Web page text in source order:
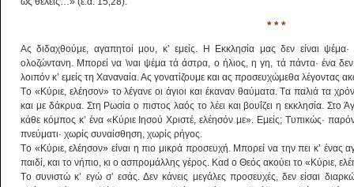
* * *
Ας διδαχθούμε, αγαπητοί μου, κ’ εμείς. H Εκκλησία μας δεν είναι
ολοζώντανη. Mπορεί να \ναι ψέμα τά άστρα, ο ήλιος, η γη, τά πάντα· ένα
λοιπόν κ’ εμείς τη Xαναναία. Ας γονατίζουμε και ας προσευχώμεθα λέγοντας
Tο «Kύριε, ελέησον» το λέγανε οι άγιοι και έκαναν θαύματα. Tα παλιά τα
και με δάκρυα. Στη Pωσία ο πιστος λαός το λέει και βουΐζει η εκκλησία. Στο
κάθε κόμπος κ’ ένα «Kύριε Iησού Xριστέ, ελέησόν με». Εμείς; Tυπικώς·
πνεύματι· χωρίς συναίσθηση, χωρίς ρήγος.
Tο «Kύριε, ελέησον» είναι η πιο μικρά προσευχή. Mπορεί να την πει κ’ ένας
παιδί, και το νήπιο, κι ο ασπρομάλλης γέρος. Kαd ο Θεός ακούει το «Kύριε,
Tο συνιστώ κ’ εγώ σ’ εσάς. Δεν κάνεις μεγάλες προσευχές, δεν είσαι